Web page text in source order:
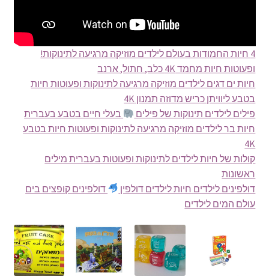
4 חיות החמודות בעולם לילדים מוזיקה מרגיעה לתינוקות!
ופעוטות חיות מחמד 4K כלב, חתול, ארנב
חיות ים דגים לילדים מוזיקה מרגיעה לתינוקות ופעוטות חיות
בטבע ליוויתן כריש מדוזה תמנון 4K
פילים לילדים תינוקות של פילים
בעלי חיים בטבע בעברית
חיות בר לילדים מוזיקה מרגיעה לתינוקות ופעוטות חיות בטבע
4K
קולות של חיות לילדים לתינוקות ופעוטות בעברית מילים
ראשונות
דולפינים לילדים חיות לילדים דולפין
דולפינים קופצים בים
עולם המים לילדים